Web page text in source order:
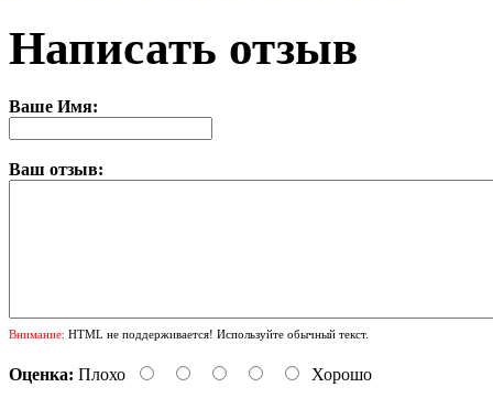
Написать отзыв
Ваше Имя:
Ваш отзыв:
Внимание: HTML не поддерживается! Используйте обычный текст.
Оценка: Плохо Хорошо